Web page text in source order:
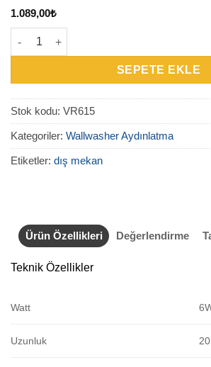
1.089,00₺
VR615 - Dış Mekan Wallwasher 6W adet
SEPETE EKLE
Stok kodu: VR615
Kategoriler: Wallwasher Aydınlatma
Etiketler: dış mekan
Ürün Özellikleri Değerlendirme
Teknik Özellikler
Watt
Uzunluk